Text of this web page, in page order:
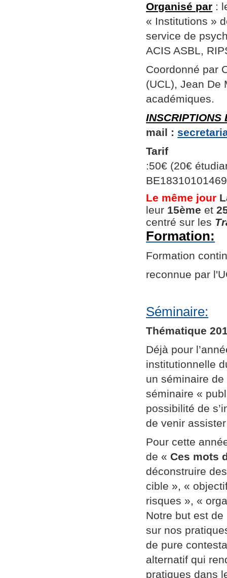
Organisé par :
« Institutions »
service de
ACIS ASBL,
Coordonné par
(UCL), Jean De
académiques.
INSCRIPTIONS
mail :
Tarif
:50€ (20€
Le même jour
leur 15ème et
centré sur les
Formation:
Formation
reconnue par
Séminaire:
Thématique
Déjà pour
institutionnelle
un séminaire
séminaire «
possibilité de
de venir
Pour cette
de « Ces mots
déconstruire
cible », «
risques », «
Notre but est de
sur nos
de pure
alternatif qui
pratiques dans